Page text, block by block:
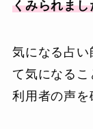
くみられまし
気になる占い
て気になる
利用者の声を